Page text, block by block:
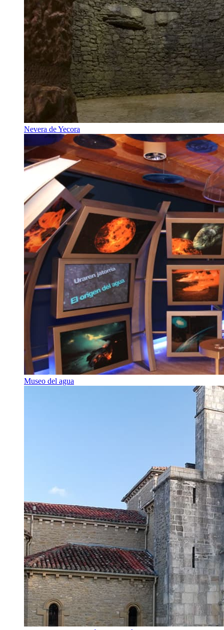
Nevera de Yecora
Museo del agua